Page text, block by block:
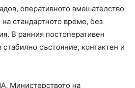
оперативното вмешателство
стандартното време, без
В ранния постоперативен
състояние, контактен и
Министерството на